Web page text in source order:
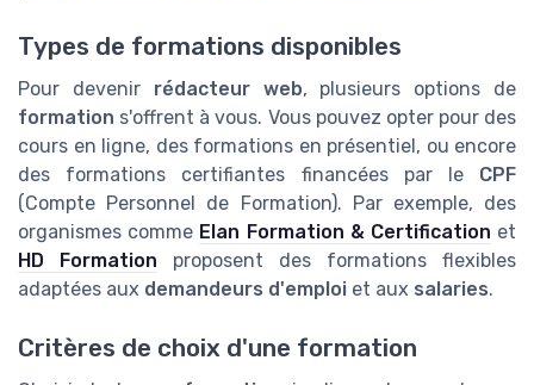
Types de formations disponibles
Pour devenir rédacteur web, plusieurs options de
formation s'offrent à vous. Vous pouvez opter pour des
cours en ligne, des formations en présentiel, ou encore
des formations certifiantes financées par le CPF
(Compte Personnel de Formation). Par exemple, des
organismes comme Elan Formation & Certification et
HD Formation proposent des formations flexibles
adaptées aux demandeurs d'emploi et aux salaries.
Critères de choix d'une formation